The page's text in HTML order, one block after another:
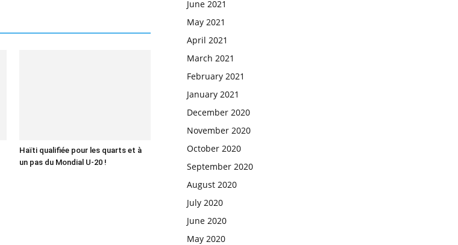
Haïti qualifiée pour les quarts et à
un pas du Mondial U-20 !
June 2021
May 2021
April 2021
March 2021
February 2021
January 2021
December 2020
November 2020
October 2020
September 2020
August 2020
July 2020
June 2020
May 2020